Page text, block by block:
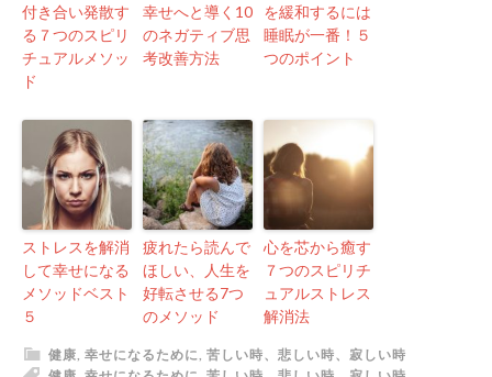
付き合い発散す
る７つのスピリ
チュアルメソッ
ド
幸せへと導く10
のネガティブ思
考改善方法
を緩和するには
睡眠が一番！５
つのポイント
ストレスを解消
して幸せになる
メソッドベスト
５
疲れたら読んで
ほしい、人生を
好転させる7つ
のメソッド
心を芯から癒す
７つのスピリチ
ュアルストレス
解消法
健康, 幸せになるために, 苦しい時、悲しい時、寂しい時